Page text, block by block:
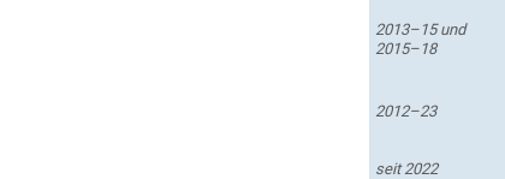
2013–15 und
2015–18
2012–23
seit 2022